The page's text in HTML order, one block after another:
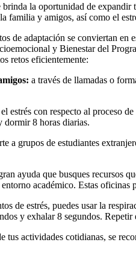
la oportunidad de
y amigos, así como el
de adaptación se conviertan
y Bienestar del
retos eficientemente:
a través de llamadas o
estrés con respecto al proceso
dormir 8 horas diarias.
a grupos de estudiantes
ayuda que busques recursos
académico. Estas
de estrés, puedes usar la
y exhalar 8 segundos.
tus actividades cotidianas, se